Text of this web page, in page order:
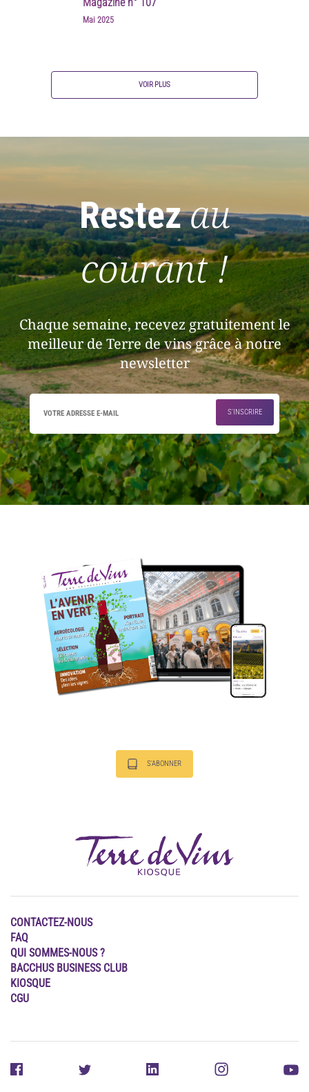
Mai 2025
VOIR PLUS
Restezau
courant !
Chaque semaine, recevez gratuitement le
meilleur de Terre de vins grâce à notre
newsletter
S'ABONNER
CONTACTEZ-NOUS
FAQ
QUI SOMMES-NOUS ?
BACCHUS BUSINESS CLUB
KIOSQUE
CGU